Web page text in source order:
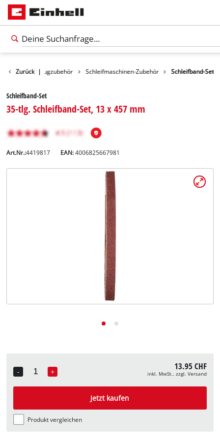
Zurück |
Werkzeugzubehör Schleifmaschinen-Zubehör Schleifband-Set
Schleifband-Set
35-tlg. Schleifband-Set, 13 x 457 mm
Art.Nr.:4419817 EAN:4006825667981
-
Quantity
+ 13.95 CHF
inkl. MwSt., zzgl. Versand
Jetzt kaufen
Produkt vergleichen